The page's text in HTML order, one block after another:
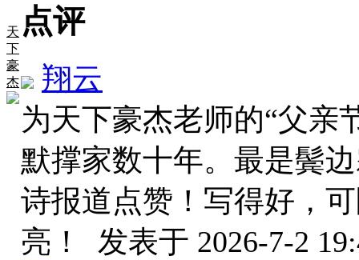
天
下
豪
杰
点评
翔云
为天下豪杰老师的“父亲
默撑家数十年。最是鬓
诗报道点赞！写得好，
亮！ 发表于 2026-7-2